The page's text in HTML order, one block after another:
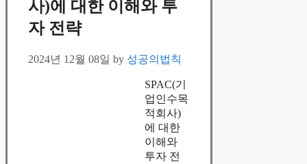
사)에 대한 이해와 투
자 전략
2024년 12월 08일 by 성공의법칙
SPAC(기
업인수목
적회사)
에 대한
이해와
투자 전